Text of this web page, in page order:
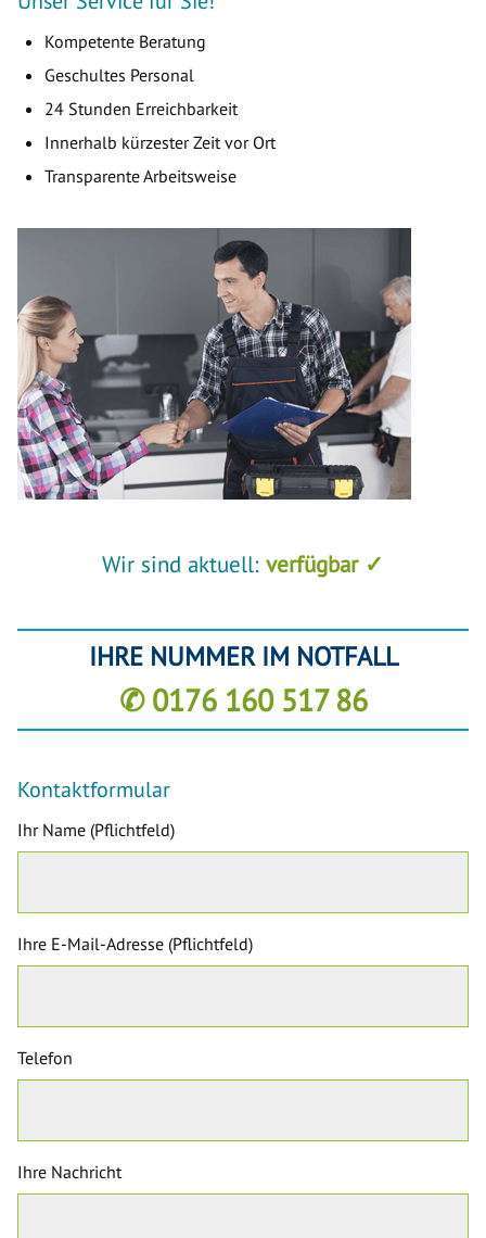
Kompetente Beratung
Geschultes Personal
24 Stunden Erreichbarkeit
Innerhalb kürzester Zeit vor Ort
Transparente Arbeitsweise
Wir sind aktuell: verfügbar ✓
IHRE NUMMER IM NOTFALL
✆ 0176 160 517 86
Kontaktformular
Ihr Name (Pflichtfeld)
Ihre E-Mail-Adresse (Pflichtfeld)
Telefon
Ihre Nachricht